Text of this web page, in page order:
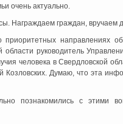
очень актуально.
Награждаем граждан, вручаем
направлениях
области руководитель
человека в Свердловской
Козловских. Думаю, что эта
познакомились с этими